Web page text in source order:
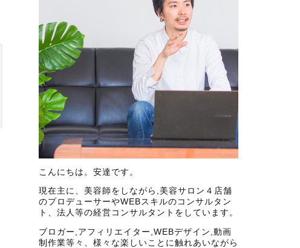
こんにちは。安達です。
現在主に、美容師をしながら,美容サロン４店舗
のプロデューサーやWEBスキルのコンサルタン
ト、法人等の経営コンサルタントをしています。
ブロガー,アフィリエイター,WEBデザイン,動画
制作業等々、様々な楽しいことに触れあいながら